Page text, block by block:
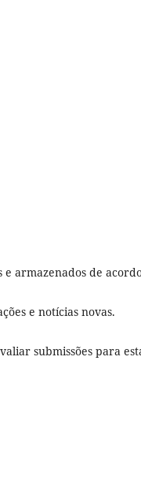
armazenados de
e notícias novas.
submissões para